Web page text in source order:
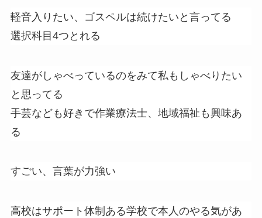
軽音入りたい、ゴスペルは続けたいと言ってる
選択科目4つとれる
友達がしゃべっているのをみて私もしゃべりたい
と思ってる
手芸なども好きで作業療法士、地域福祉も興味あ
る
すごい、言葉が力強い
高校はサポート体制ある学校で本人のやる気があ